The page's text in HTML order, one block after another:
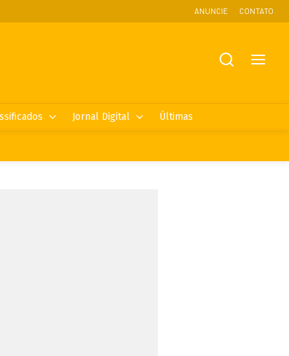
ANUNCIE CONTATO
Jornal Digital Últimas